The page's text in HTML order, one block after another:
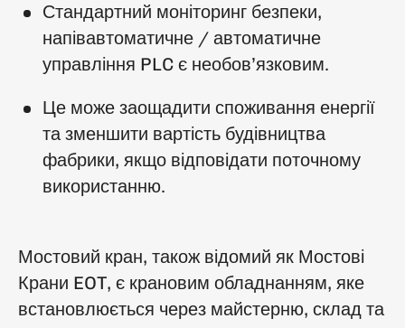
Стандартний моніторинг безпеки,
напівавтоматичне / автоматичне
управління PLC є необов’язковим.
Це може заощадити споживання енергії
та зменшити вартість будівництва
фабрики, якщо відповідати поточному
використанню.
Мостовий кран, також відомий як Мостові
Крани EOT, є крановим обладнанням, яке
встановлюється через майстерню, склад та